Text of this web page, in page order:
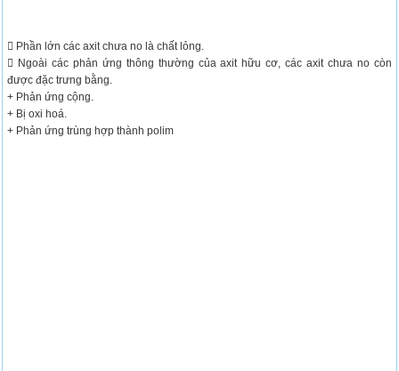
 Phần lớn các axit chưa no là chất lỏng.
 Ngoài các phản ứng thông thường của axit hữu cơ, các axit chưa no còn
được đặc trưng bằng.
+ Phản ứng cộng.
+ Bị oxi hoá.
+ Phản ứng trùng hợp thành polim